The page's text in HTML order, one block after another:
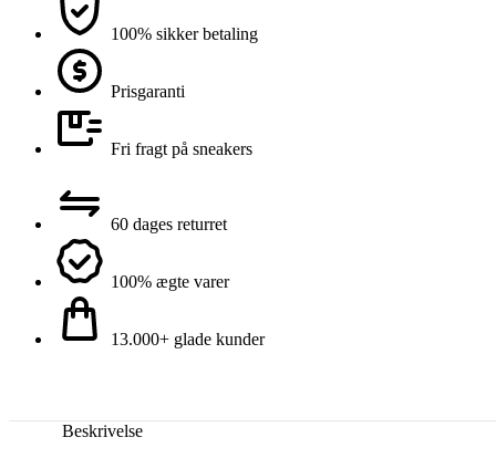
100% sikker betaling
Prisgaranti
Fri fragt på sneakers
60 dages returret
100% ægte varer
13.000+ glade kunder
Beskrivelse